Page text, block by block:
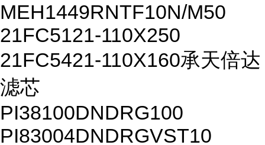
MEH1449RNTF10N/M50
21FC5121-110X250
21FC5421-110X160承天倍达
滤芯
PI38100DNDRG100
PI83004DNDRGVST10